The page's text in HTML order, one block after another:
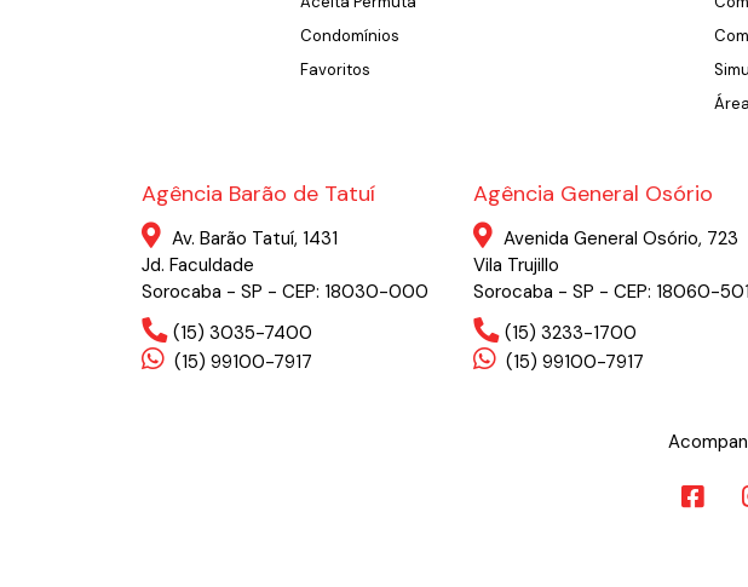
Condomínios
Favoritos
Agência Barão de Tatuí
Av. Barão Tatuí, 1431
Jd. Faculdade
Sorocaba - SP - CEP: 18030-000
(15) 3035-7400
(15) 99100-7917
Agência General Osório
Avenida General Osório, 723
Vila Trujillo
Sorocaba - SP - CEP: 18060-501
(15) 3233-1700
(15) 99100-7917